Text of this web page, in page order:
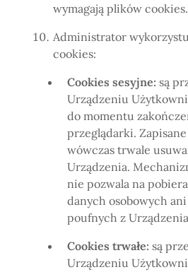
wymagają plików cookies.
Administrator
cookies:
Cookies sesyjne: są
Urządzeniu
do momentu
przeglądarki.
wówczas trwale
Urządzenia.
nie pozwala na
danych osobowych
poufnych z
Cookies trwałe: są
Urządzeniu